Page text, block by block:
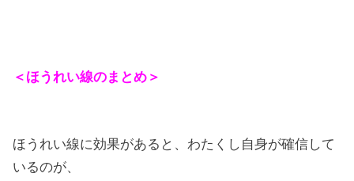
＜ほうれい線のまとめ＞
ほうれい線に効果があると、わたくし自身が確信して
いるのが、